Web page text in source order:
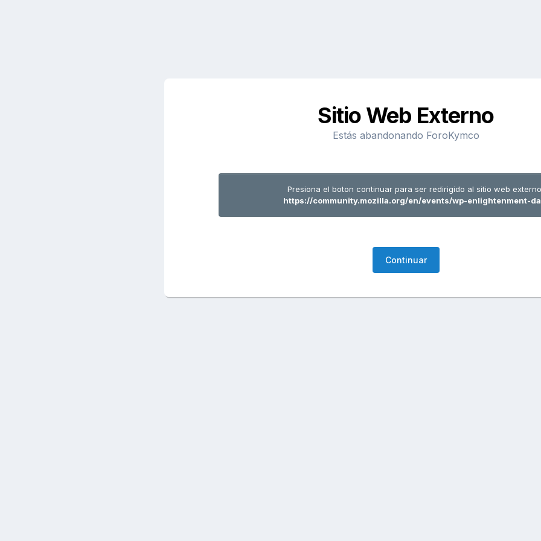
Sitio Web Externo
Estás abandonando ForoKymco
Presiona el boton continuar para ser redirigido al sitio web
https://community.mozilla.org/en/events/wp-enlightenment-
Continuar